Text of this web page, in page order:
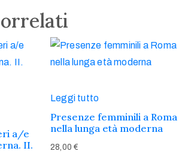
a/e
II.
Leggi tutto
Presenze femminili a Roma
nella lunga età moderna
28,00€